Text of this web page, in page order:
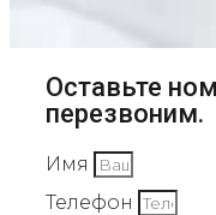
Оставьте
перезвоним.
Имя
Телефон